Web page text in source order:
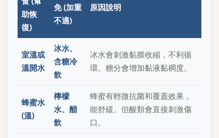
助恢
復)
免 (加重
不適)
原因說明
室溫或
溫開水
冰水、
含糖冷
飲
冰水會刺激黏膜收縮，不利循
環。糖分會增加黏液黏稠度。
蜂蜜水
(溫)
檸檬
水、醋
飲
蜂蜜有輕微抗菌和覆蓋效果，
能舒緩。但酸類會直接刺激傷
口。